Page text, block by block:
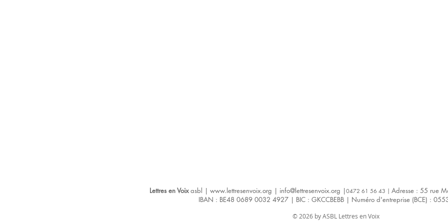
Lettres en Voixasbl | www.lettresenvoix.org | info@lettresenvoix.org |0472 61 56 43 | Adresse : 55 rue
IBAN : BE48 0689 0032 4927 | BIC : GKCCBEBB | Numéro d'entreprise (BCE) :
© 2026 by ASBL Lettres en Voix